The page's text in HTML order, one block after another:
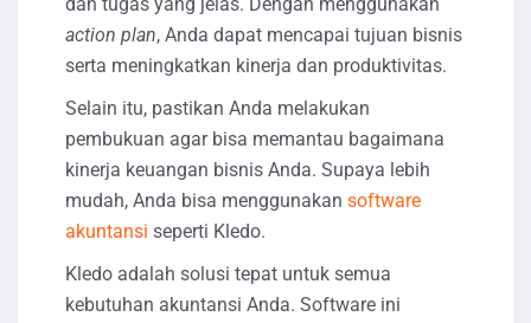
dan tugas yang jelas. Dengan menggunakan
action plan, Anda dapat mencapai tujuan bisnis
serta meningkatkan kinerja dan produktivitas.
Selain itu, pastikan Anda melakukan
pembukuan agar bisa memantau bagaimana
kinerja keuangan bisnis Anda. Supaya lebih
mudah, Anda bisa menggunakan software
akuntansi seperti Kledo.
Kledo adalah solusi tepat untuk semua
kebutuhan akuntansi Anda. Software ini